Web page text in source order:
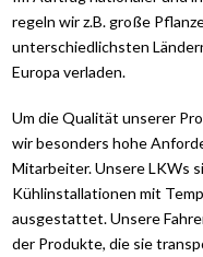
regeln wir z.B. große
unterschiedlichsten
Europa verladen.
Um die Qualität unserer
wir besonders hohe
Mitarbeiter. Unsere LKWs
Kühlinstallationen mit
ausgestattet. Unsere
der Produkte, die sie